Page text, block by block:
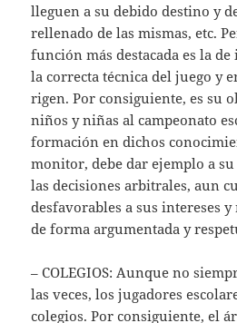
lleguen a su debido destino y
rellenado de las mismas, etc.
función más destacada es la
la correcta técnica del juego y
rigen. Por consiguiente, es su
niños y niñas al campeonato
formación en dichos
monitor, debe dar ejemplo a
las decisiones arbitrales, aun
desfavorables a sus intereses
de forma argumentada y
– COLEGIOS: Aunque no
las veces, los jugadores
colegios. Por consiguiente, el